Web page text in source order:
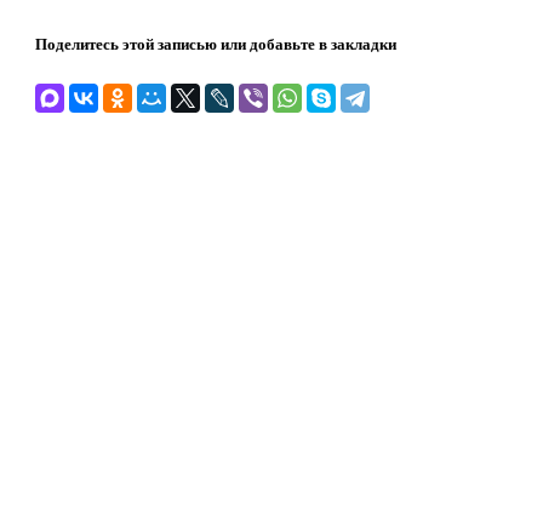
Поделитесь этой записью или добавьте в закладки